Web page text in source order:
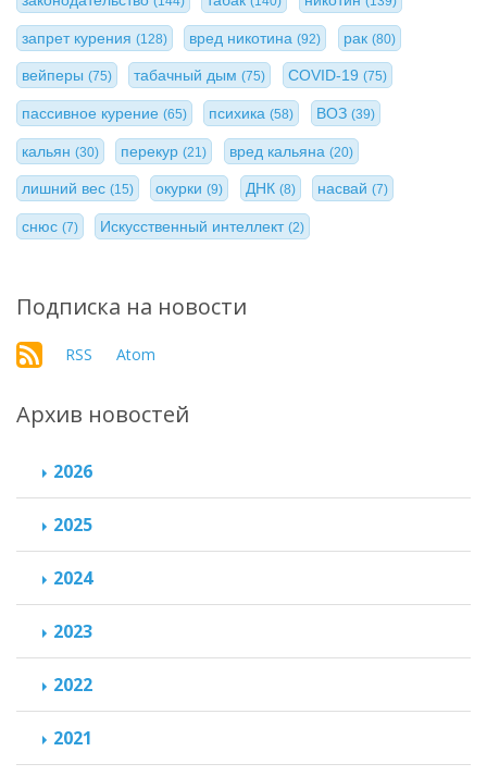
запрет курения (128) вред никотина(92) рак (80)
вейперы (75) табачный дым(75) COVID-19 (75)
пассивное курение (65) психика(58) ВОЗ (39)
кальян (30) перекур(21) вред кальяна (20)
лишний вес (15) окурки(9) ДНК (8) насвай(7)
снюс (7) Искусственный интеллект(2)
Подписка на новости
RSS Atom
Архив новостей
2026
2025
2024
2023
2022
2021